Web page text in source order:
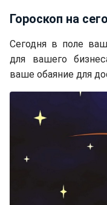
Гороскоп на
Сегодня в поле
для вашего
ваше обаяние для